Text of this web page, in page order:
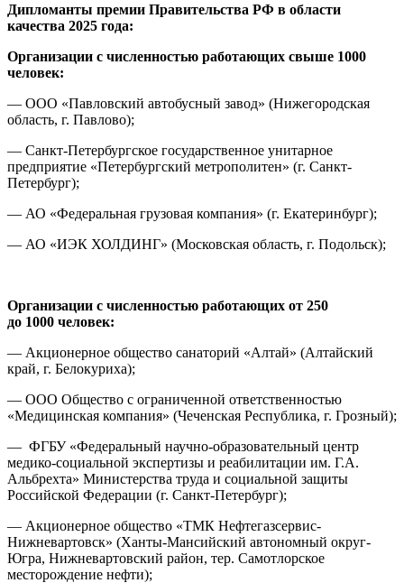
Дипломанты премии Правительства РФ в области
качества 2025 года:
Организации с численностью работающих свыше 1000
человек:
— ООО «Павловский автобусный завод» (Нижегородская
область, г. Павлово);
— Санкт-Петербургское государственное унитарное
предприятие «Петербургский метрополитен» (г. Санкт-
Петербург);
— АО «Федеральная грузовая компания» (г. Екатеринбург);
— АО «ИЭК ХОЛДИНГ» (Московская область, г. Подольск);
Организации с численностью работающих от 250
до 1000 человек:
— Акционерное общество санаторий «Алтай» (Алтайский
край, г. Белокуриха);
— ООО Общество с ограниченной ответственностью
«Медицинская компания» (Чеченская Республика, г. Грозный);
— ФГБУ «Федеральный научно-образовательный центр
медико-социальной экспертизы и реабилитации им. Г.А.
Альбрехта» Министерства труда и социальной защиты
Российской Федерации (г. Санкт-Петербург);
— Акционерное общество «ТМК Нефтегазсервис-
Нижневартовск» (Ханты-Мансийский автономный округ-
Югра, Нижневартовский район, тер. Самотлорское
месторождение нефти);